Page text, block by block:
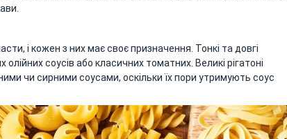
і кожен з них має своє призначення. Тонкі та довгі
олійних соусів або класичних томатних. Великі рігатоні
чи сирними соусами, оскільки їх пори утримують соус